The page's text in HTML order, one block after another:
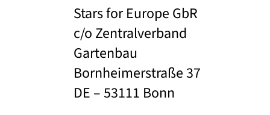
Stars for Europe GbR
c/o Zentralverband
Gartenbau
Bornheimerstraße 37
DE – 53111 Bonn